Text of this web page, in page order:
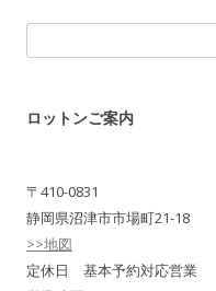
索:
ロットンご案内
〒410-0831
静岡県沼津市市場町21-18
>>地図
定休日 基本予約対応営業